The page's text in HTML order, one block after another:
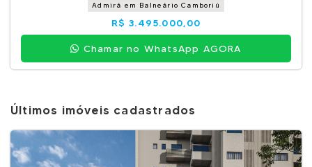
Admirá em Balneário Camboriú
R$ 3.495.000,00
Chamar no WhatsApp AGORA
Últimos imóveis cadastrados